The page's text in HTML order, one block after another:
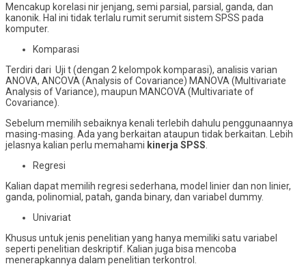
Mencakup korelasi nir jenjang, semi parsial, parsial, ganda, dan
kanonik. Hal ini tidak terlalu rumit serumit sistem SPSS pada
komputer.
Komparasi
Terdiri dari Uji t (dengan 2 kelompok komparasi), analisis varian
ANOVA, ANCOVA (Analysis of Covariance) MANOVA (Multivariate
Analysis of Variance), maupun MANCOVA (Multivariate of
Covariance).
Sebelum memilih sebaiknya kenali terlebih dahulu penggunaannya
masing-masing. Ada yang berkaitan ataupun tidak berkaitan. Lebih
jelasnya kalian perlu memahami kinerja SPSS
Regresi
Kalian dapat memilih regresi sederhana, model linier dan non linier,
ganda, polinomial, patah, ganda binary, dan variabel dummy.
Univariat
Khusus untuk jenis penelitian yang hanya memiliki satu variabel
seperti penelitian deskriptif. Kalian juga bisa mencoba
menerapkannya dalam penelitian terkontrol.